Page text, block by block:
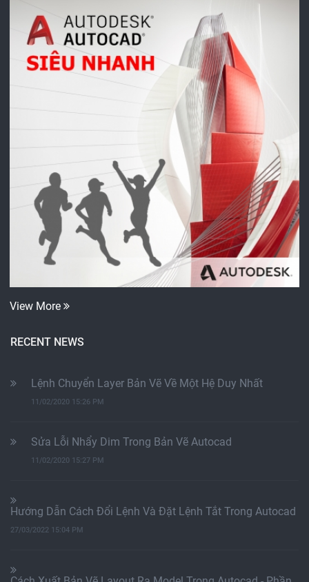
View More
RECENT NEWS
Lệnh Chuyển Layer Bản Vẽ Về Một Hệ Duy Nhất
11/02/2020 15:26 PM
Sửa Lỗi Nhẩy Dim Trong Bản Vẽ Autocad
11/02/2020 15:27 PM
Hướng Dẫn Cách Đổi Lệnh Và Đặt Lệnh Tắt Trong Autocad
27/03/2022 15:04 PM